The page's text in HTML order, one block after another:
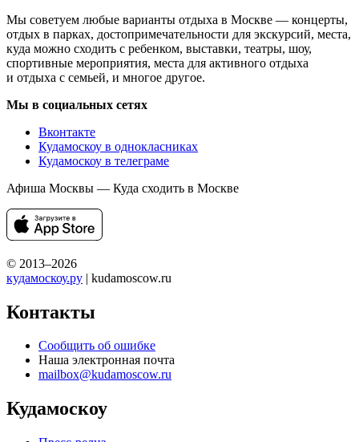
Мы советуем любые варианты отдыха в Москве — концерты,
отдых в парках, достопримечательности для экскурсий, места,
куда можно сходить с ребенком, выставки, театры, шоу,
спортивные мероприятия, места для активного отдыха
и отдыха с семьей, и многое другое.
Мы в социальных сетях
Вконтакте
Кудамоскоу в однокласниках
Кудамоскоу в телеграме
Афиша Москвы — Куда сходить в Москве
© 2013–2026
кудамоскоу.ру | kudamoscow.ru
Контакты
Сообщить об ошибке
Наша электронная почта
mailbox@kudamoscow.ru
Кудамоскоу